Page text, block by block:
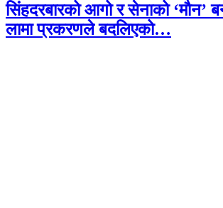
सिंहदरबारको आगो र सेनाको ‘मौन’
लामा प्रकरणले बदलिएको…